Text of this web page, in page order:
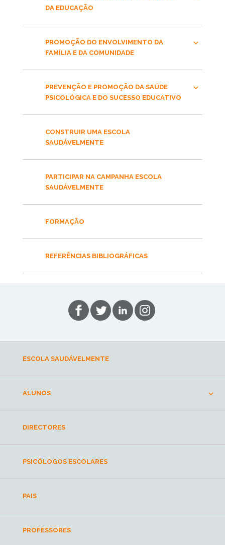
DA EDUCAÇÃO
PROMOÇÃO DO ENVOLVIMENTO DA
FAMÍLIA E DA COMUNIDADE
PREVENÇÃO E PROMOÇÃO DA SAÚDE
PSICOLÓGICA E DO SUCESSO EDUCATIVO
CONSTRUIR UMA ESCOLA
SAUDÁVELMENTE
PARTICIPAR NA CAMPANHA ESCOLA
SAUDÁVELMENTE
FORMAÇÃO
REFERÊNCIAS BIBLIOGRÁFICAS
ESCOLA SAUDÁVELMENTE
ALUNOS
DIRECTORES
PSICÓLOGOS ESCOLARES
PAIS
PROFESSORES